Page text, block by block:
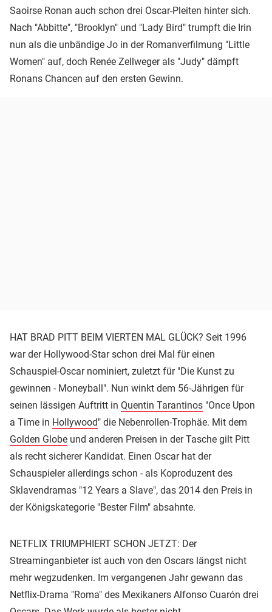
Saoirse Ronan auch schon drei Oscar-Pleiten hinter sich.
Nach "Abbitte", "Brooklyn" und "Lady Bird" trumpft die Irin
nun als die unbändige Jo in der Romanverfilmung "Little
Women" auf, doch Renée Zellweger als "Judy" dämpft
Ronans Chancen auf den ersten Gewinn.
HAT BRAD PITT BEIM VIERTEN MAL GLÜCK? Seit 1996
war der Hollywood-Star schon drei Mal für einen
Schauspiel-Oscar nominiert, zuletzt für "Die Kunst zu
gewinnen - Moneyball". Nun winkt dem 56-Jährigen für
seinen lässigen Auftritt in Quentin Tarantinos "Once Upon
a Time in Hollywood" die Nebenrollen-Trophäe. Mit dem
Golden Globe und anderen Preisen in der Tasche gilt Pitt
als recht sicherer Kandidat. Einen Oscar hat der
Schauspieler allerdings schon - als Koproduzent des
Sklavendramas "12 Years a Slave", das 2014 den Preis in
der Königskategorie "Bester Film" absahnte.
NETFLIX TRIUMPHIERT SCHON JETZT: Der
Streaminganbieter ist auch von den Oscars längst nicht
mehr wegzudenken. Im vergangenen Jahr gewann das
Netflix-Drama "Roma" des Mexikaners Alfonso Cuarón drei